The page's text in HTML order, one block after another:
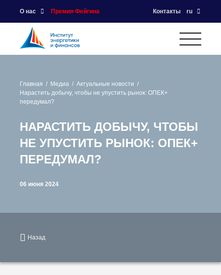
О нас Премия Фейгина Контакты ru
Главная Медиа
Актуальные новости
Нарастить добычу, чтобы не упустить рынок: ОПЕК+
передумал?
НАРАСТИТЬ ДОБЫЧУ, ЧТОБЫ
НЕ УПУСТИТЬ РЫНОК: ОПЕК+
ПЕРЕДУМАЛ?
06 июня 2024
Назад